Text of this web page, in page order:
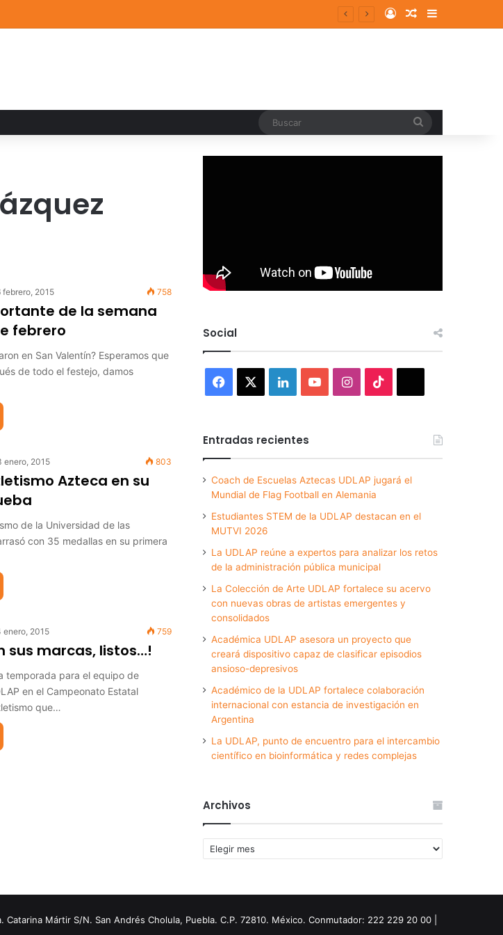
el MUTVI 2026 Log InRandom Article
Sidebar
febrero, 2015 758
de la semana
febrero
en San Valentín? Esperamos que
de todo el festejo, damos
enero, 2015 803
Azteca en su
de la Universidad de las
con 35 medallas en su primera
enero, 2015 759
sus marcas, listos…!
temporada para el equipo de
en el Campeonato Estatal
que…
Social
Facebook LinkedInYouTubeInstagram
Entradas recientes
Coach de Escuelas Aztecas UDLAP jugará el
Mundial de Flag Football en Alemania
Estudiantes STEM de la UDLAP destacan en el
MUTVI 2026
La UDLAP reúne a expertos para analizar los retos
de la administración pública municipal
La Colección de Arte UDLAP fortalece su acervo
con nuevas obras de artistas emergentes y
consolidados
Académica UDLAP asesora un proyecto que
creará dispositivo capaz de clasificar episodios
ansioso-depresivos
Académico de la UDLAP fortalece colaboración
internacional con estancia de investigación en
Argentina
La UDLAP, punto de encuentro para el intercambio
científico en bioinformática y redes complejas
Archivos
Archivos
Mártir S/N. San Andrés Cholula, Puebla. C.P. 72810. México. Conmutador: 222 229 20 00 |